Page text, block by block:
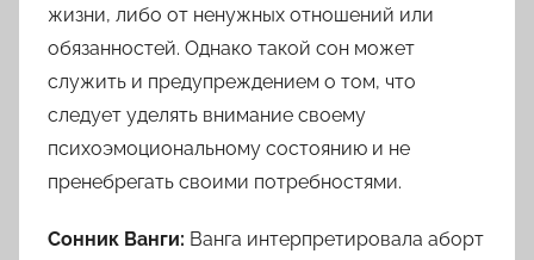
жизни, либо от ненужных отношений или
обязанностей. Однако такой сон может
служить и предупреждением о том, что
следует уделять внимание своему
психоэмоциональному состоянию и не
пренебрегать своими потребностями.
Сонник Ванги: Ванга интерпретировала аборт